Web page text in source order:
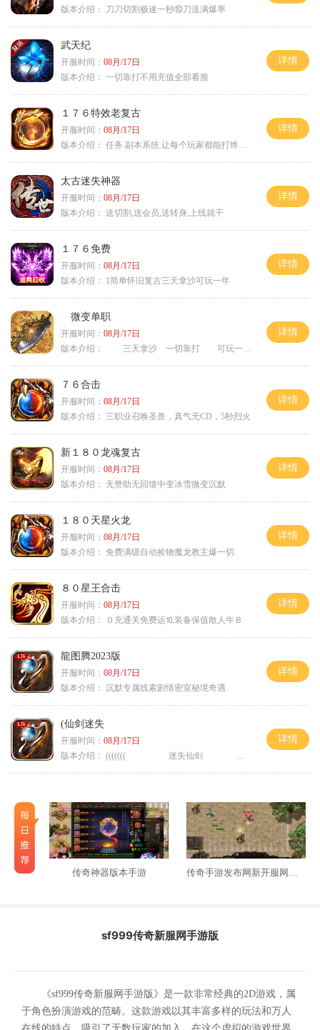
版本介绍：
刀刀切割极速一秒⑩刀送满爆率
武天纪
开服时间： 08月/17日
版本介绍： 一切靠打不用充值全部看脸
详情
１７６特效老复古
开服时间： 08月/17日
版本介绍： 任务.副本系统.让每个玩家都能打终极BOSS
详情
太古迷失神器
开服时间： 08月/17日
版本介绍： 送切割,送会员,送转身,上线就干
详情
１７６免费
开服时间： 08月/17日
版本介绍：
1简单怀旧复古三天拿沙可玩一年
详情
微变单职
开服时间： 08月/17日
版本介绍：
三天拿沙 一切靠打 可玩一年
详情
７６合击
开服时间： 08月/17日
版本介绍：
三职业召唤圣兽，真气无CD，5秒烈火
详情
新１８０龙魂复古
开服时间： 08月/17日
版本介绍： 无赞助无回馈中变冰雪微变沉默
详情
１８０天星火龙
开服时间： 08月/17日
版本介绍： 免费满级自动捡物魔龙教主爆一切
详情
８０星王合击
开服时间： 08月/17日
版本介绍：
０充通关免费运⒑装备保值散人牛Ｂ
详情
龍图腾2023版
开服时间： 08月/17日
版本介绍： 沉默专属线索剧情密室秘境奇遇.
详情
(仙剑迷失
开服时间： 08月/17日
版本介绍： ((((((( 迷失仙剑 )))))
详情
传奇神器版本手游 传奇手游发布网新开服网站三端
sf999传奇新服网手游版
《sf999传奇新服网手游版》是一款非常经典的2D游戏，属
于角色扮演游戏的范畴。这款游戏以其丰富多样的玩法和万人